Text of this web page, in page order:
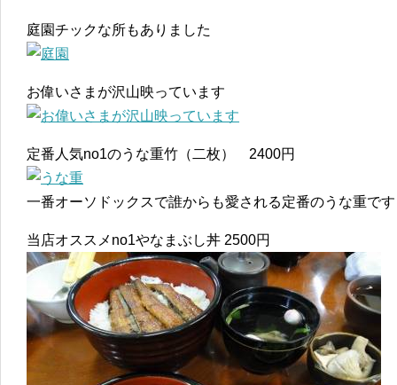
庭園チックな所もありました
お偉いさまが沢山映っています
定番人気no1のうな重竹（二枚） 2400円
一番オーソドックスで誰からも愛される定番のうな重です
当店オススメno1やなまぶし丼 2500円